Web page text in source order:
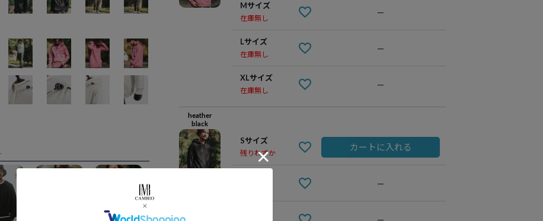
Mサイズ
在庫無し
—
Lサイズ
在庫無し
—
XLサイズ
在庫無し
—
heather
black
Sサイズ
残りわずか
カートに入れる
—